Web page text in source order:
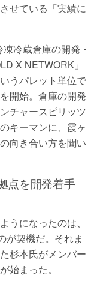
せている「実績に
冷蔵倉庫の開発・
X NETWORK」
うパレット単位で
開始。倉庫の開発
チャースピリッツ
キーマンに、霞ヶ
向き合い方を聞い
点を開発着手
うになったのは、
が契機だ。それま
杉本氏がメンバー
始まった。